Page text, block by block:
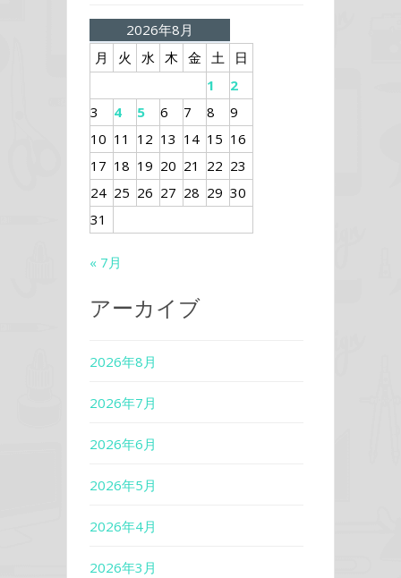
2026年8月
月
火 水 木 金 土
日
1
2
3
4 5 6 7 8
9
10 11 12 13 14 15 16
17 18 19 20 21 22 23
24 25 26 27 28 29 30
31
« 7月
アーカイブ
2026年8月
2026年7月
2026年6月
2026年5月
2026年4月
2026年3月